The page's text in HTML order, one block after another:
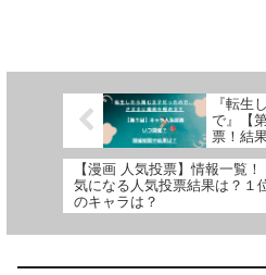
『転生
で』【
票！結
【漫画 人気投票】情報一覧！
気になる人気投票結果は？１
のキャラは？